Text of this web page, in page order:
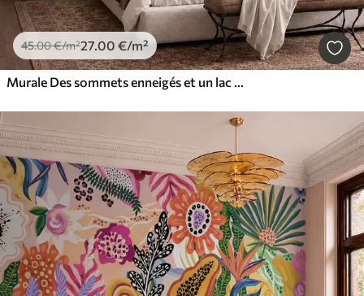
45.00€/m²27.00 €/m²
Murale Des sommets enneigés et un lac paisible aux reflets miroitants